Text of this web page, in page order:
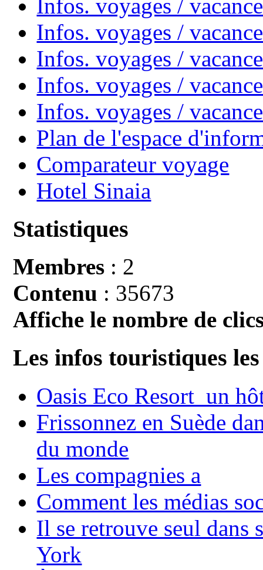
Infos. voyages /
Infos. voyages /
Infos. voyages /
Infos. voyages /
Infos. voyages /
Plan de l'espace
Comparateur voyage
Hotel Sinaia
Statistiques
Membres : 2
Contenu : 35673
Affiche le nombre de
Les infos touristiques
Oasis Eco Resort un
Frissonnez en Suède
du monde
Les compagnies a
Comment les médias
Il se retrouve seul dans
York